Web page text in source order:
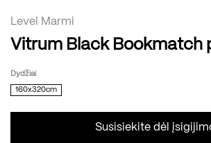
Level Marmi
Vitrum Black Bookmatch
Dydžiai
160x320cm
Susisiekite dėl